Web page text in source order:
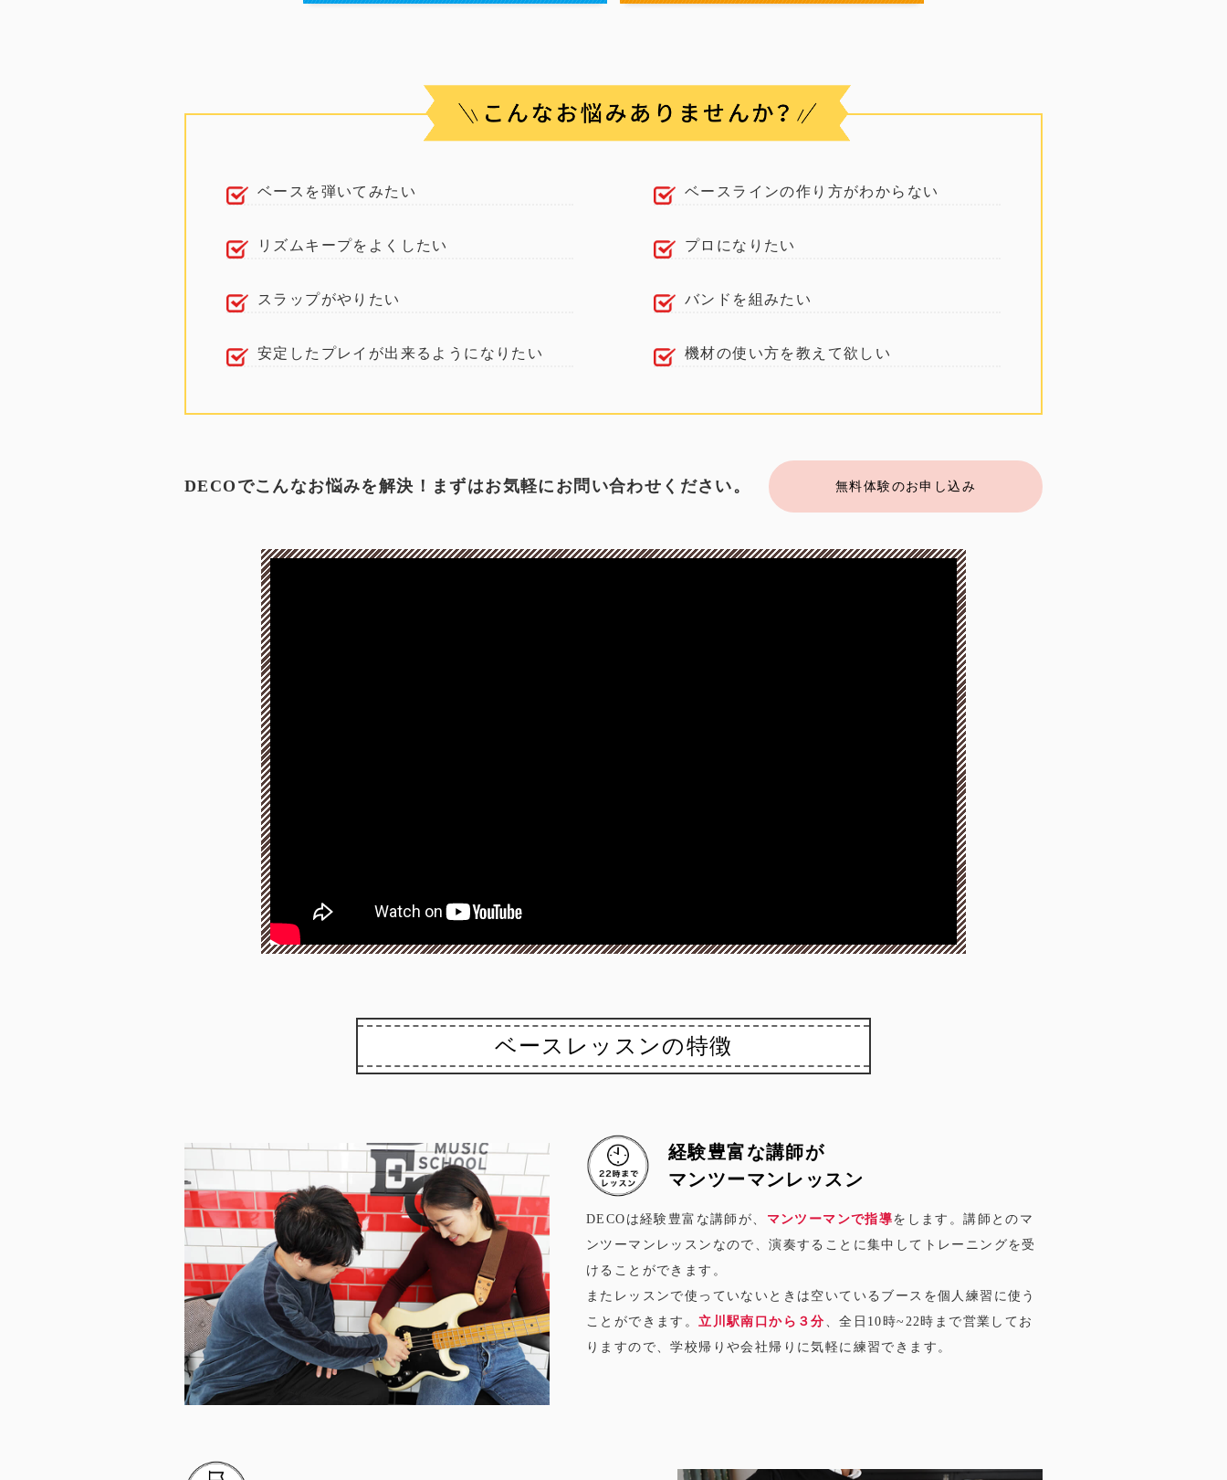
ベースを弾いてみたい
リズムキープをよくしたい
スラップがやりたい
安定したプレイが出来るようになりたい
ベースラインの作り方がわからない
プロになりたい
バンドを組みたい
機材の使い方を教えて欲しい
DECOでこんなお悩みを解決！まずはお気軽にお問い合わせください。 無料体験のお申し込み
ベースレッスンの特徴
経験豊富な講師が
マンツーマンレッスン
DECOは経験豊富な講師が、 マンツーマンで指導をします。講師とのマ
ンツーマンレッスンなので、演奏することに集中してトレーニングを受
けることができます。
またレッスンで使っていないときは空いているブースを個人練習に使う
ことができます。立川駅南口から３分
、全日10時~22時まで営業してお
りますので、学校帰りや会社帰りに気軽に練習できます。